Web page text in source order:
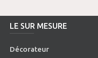
LE SUR MESURE
Décorateur